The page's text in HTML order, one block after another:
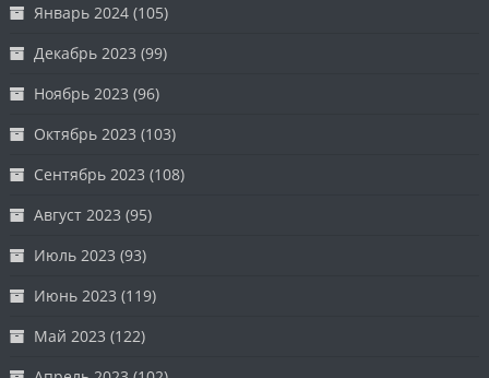
Январь 2024 (105)
Декабрь 2023 (99)
Ноябрь 2023 (96)
Октябрь 2023 (103)
Сентябрь 2023 (108)
Август 2023 (95)
Июль 2023 (93)
Июнь 2023 (119)
Май 2023 (122)